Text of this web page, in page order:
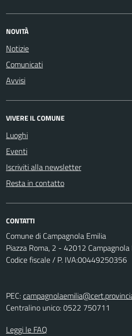
NOVITÀ
Notizie
Comunicati
Avvisi
VIVERE IL COMUNE
Luoghi
Eventi
Iscriviti alla newsletter
Resta in contatto
CONTATTI
Comune di Campagnola Emilia
Piazza Roma, 2 - 42012 Campagnola
Codice fiscale / P. IVA:00449250356
PEC:
Centralino unico: 0522 750711
Leggi le FAQ